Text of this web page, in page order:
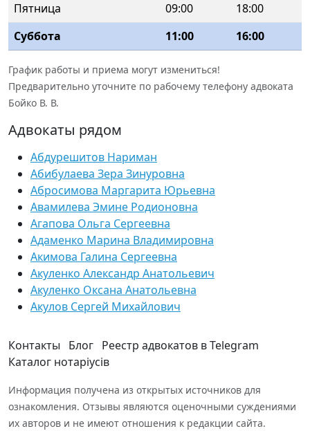
Пятница
09:00
18:00
Суббота
11:00 16:00
График работы и приема могут измениться!
Предварительно уточните по рабочему телефону адвоката
Бойко В. В.
Адвокаты рядом
Абдурешитов Нариман
Абибулаева Зера Зинуровна
Абросимова Маргарита Юрьевна
Авамилева Эмине Родионовна
Агапова Ольга Сергеевна
Адаменко Марина Владимировна
Акимова Галина Сергеевна
Акуленко Александр Анатольевич
Акуленко Оксана Анатольевна
Акулов Сергей Михайлович
Контакты Блог Реестр адвокатов в Telegram
Каталог нотаріусів
Информация получена из открытых источников для
ознакомления. Отзывы являются оценочными суждениями
их авторов и не имеют отношения к редакции сайта.